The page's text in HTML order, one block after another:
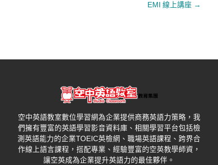
EMI 線上講座 →
空中英語教室數位學習網為企業提供商務英語力策略，我
們擁有豐富的英語學習影音資料庫、相關學習平台包括檢
測英語能力的企業TOEIC英檢網、職場英語課程、跨界合
作線上語言課程，搭配專業、經驗豐富的空英教學師資，
讓空英成為企業提升英語力的最佳夥伴。